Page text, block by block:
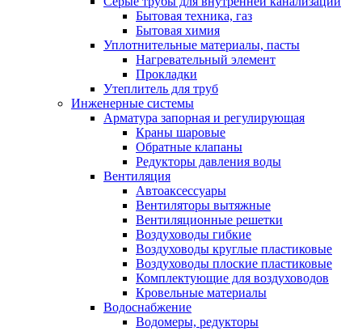
Бытовая техника, газ
Бытовая химия
Уплотнительные материалы, пасты
Нагревательный элемент
Прокладки
Утеплитель для труб
Инженерные системы
Арматура запорная и регулирующая
Краны шаровые
Обратные клапаны
Редукторы давления воды
Вентиляция
Автоаксессуары
Вентиляторы вытяжные
Вентиляционные решетки
Воздуховоды гибкие
Воздуховоды круглые пластиковые
Воздуховоды плоские пластиковые
Комплектующие для воздуховодов
Кровельные материалы
Водоснабжение
Водомеры, редукторы